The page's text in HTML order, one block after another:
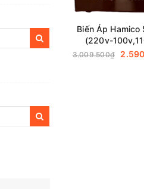
Biến Áp Hamico
(220v-
3.009.500₫